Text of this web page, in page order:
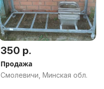
350 р.
Продажа
Смолевичи, Минская обл.